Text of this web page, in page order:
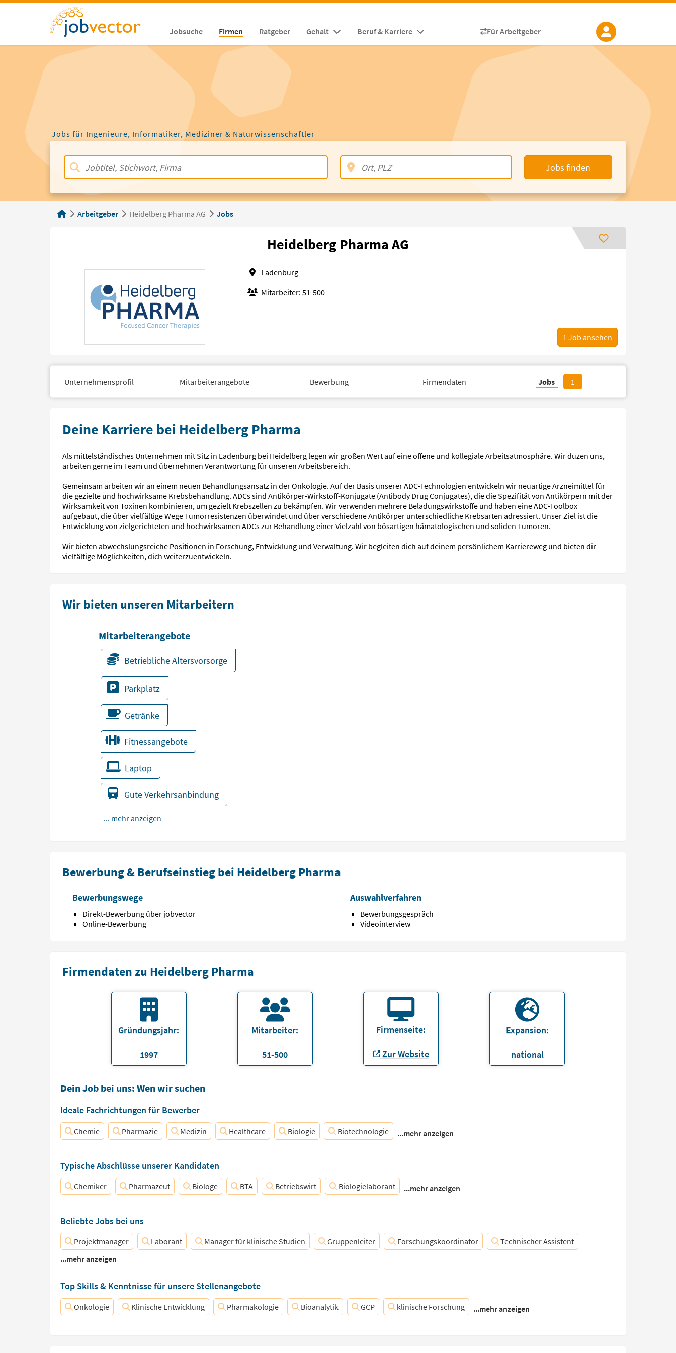
Jobsuche Firmen Ratgeber Gehalt Beruf & Karriere Für Arbeitgeber
Jobs für Ingenieure, Informatiker, Mediziner & Naturwissenschaftler
Jobs finden
Arbeitgeber Heidelberg Pharma AG Jobs
Heidelberg Pharma AG
Ladenburg
Mitarbeiter: 51-500
1 Job ansehen
Unternehmensprofil Mitarbeiterangebote Bewerbung Firmendaten Jobs 1
Deine Karriere bei Heidelberg Pharma
Als mittelständisches Unternehmen mit Sitz in Ladenburg bei Heidelberg legen wir großen Wert auf eine offene und kollegiale Arbeitsatmosphäre. Wir duzen uns,
arbeiten gerne im Team und übernehmen Verantwortung für unseren Arbeitsbereich.
Gemeinsam arbeiten wir an einem neuen Behandlungsansatz in der Onkologie. Auf der Basis unserer ADC-Technologien entwickeln wir neuartige Arzneimittel für
die gezielte und hochwirksame Krebsbehandlung. ADCs sind Antikörper-Wirkstoff-Konjugate (Antibody Drug Conjugates), die die Spezifität von Antikörpern mit der
Wirksamkeit von Toxinen kombinieren, um gezielt Krebszellen zu bekämpfen. Wir verwenden mehrere Beladungswirkstoffe und haben eine ADC-Toolbox
aufgebaut, die über vielfältige Wege Tumorresistenzen überwindet und über verschiedene Antikörper unterschiedliche Krebsarten adressiert. Unser Ziel ist die
Entwicklung von zielgerichteten und hochwirksamen ADCs zur Behandlung einer Vielzahl von bösartigen hämatologischen und soliden Tumoren.
Wir bieten abwechslungsreiche Positionen in Forschung, Entwicklung und Verwaltung. Wir begleiten dich auf deinem persönlichem Karriereweg und bieten dir
vielfältige Möglichkeiten, dich weiterzuentwickeln.
Wir bieten unseren Mitarbeitern
Mitarbeiterangebote
Betriebliche Altersvorsorge
Parkplatz
Getränke
Fitnessangebote
Laptop
Gute Verkehrsanbindung
... mehr anzeigen
Bewerbung & Berufseinstieg bei Heidelberg Pharma
Bewerbungswege
Direkt-Bewerbung über jobvector
Online-Bewerbung
Auswahlverfahren
Bewerbungsgespräch
Videointerview
Firmendaten zu Heidelberg Pharma
Gründungsjahr:
1997
Mitarbeiter:
51-500
Firmenseite:
Zur Website
Expansion:
national
Dein Job bei uns: Wen wir suchen
Ideale Fachrichtungen für Bewerber
Chemie Pharmazie Medizin Healthcare Biologie Biotechnologie ...mehr anzeigen
Typische Abschlüsse unserer Kandidaten
Chemiker Pharmazeut Biologe BTA Betriebswirt Biologielaborant ...mehr anzeigen
Beliebte Jobs bei uns
Projektmanager Laborant Manager für klinische Studien Gruppenleiter Forschungskoordinator
Technischer Assistent
...mehr anzeigen
Top Skills & Kenntnisse für unsere Stellenangebote
Onkologie Klinische Entwicklung Pharmakologie Bioanalytik GCP klinische Forschung ...mehr anzeigen